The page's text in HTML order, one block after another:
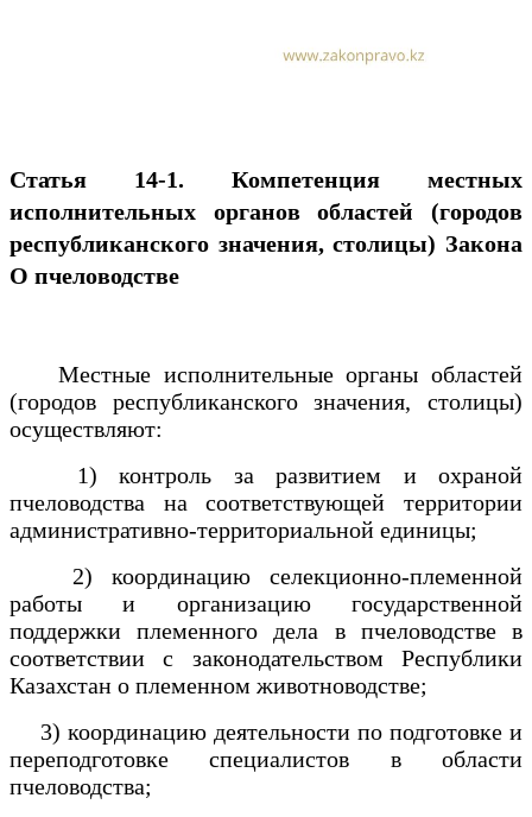
Статья 14-1. Компетенция местных
исполнительных органов областей (городов
республиканского значения, столицы) Закона
О пчеловодстве
Местные исполнительные органы областей
(городов республиканского значения, столицы)
осуществляют:
1) контроль за развитием и охраной
пчеловодства на соответствующей территории
административно-территориальной единицы;
2) координацию селекционно-племенной
работы и организацию государственной
поддержки племенного дела в пчеловодстве в
соответствии с законодательством Республики
Казахстан о племенном животноводстве;
3) координацию деятельности по подготовке и
переподготовке специалистов в области
пчеловодства;